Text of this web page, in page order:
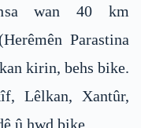
wan 40 km
Parastina
kirin, behs bike.
Lêlkan, Xantûr,
û hwd bike.